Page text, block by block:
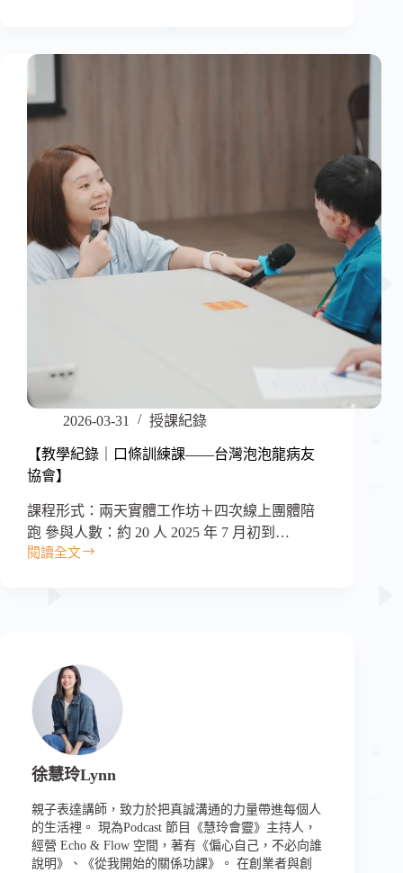
2026-03-31 授課紀錄
【教學紀錄｜口條訓練課——台灣泡泡龍病友
協會】
課程形式：兩天實體工作坊＋四次線上團體陪
跑 參與人數：約 20 人 2025 年 7 月初到…
閱讀全文
徐慧玲Lynn
親子表達講師，致力於把真誠溝通的力量帶進每個人
的生活裡。 現為Podcast 節目《慧玲會靈》主持人，
經營 Echo & Flow 空間，著有《偏心自己，不必向誰
說明》、《從我開始的關係功課》。 在創業者與創